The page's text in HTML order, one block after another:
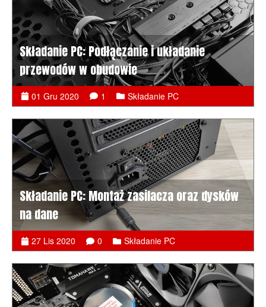
Składanie PC: Podłączanie i układanie
przewodów w obudowie
01 Gru 2020 1 Składanie PC
Składanie PC: Montaż zasilacza oraz dysków
na dane
27 Lis 2020 0 Składanie PC